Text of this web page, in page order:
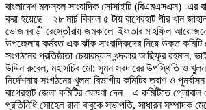
বাংলাদেশ মফস্বল সাংবাদিক সোসাইটি (বিএমএসএস) -এর
করা হয়েছে। ২৮ মার্চ বিকাল ৫ টায় বাগেরহাট পীর খান
ভোজনবাড়ী রেস্তোঁরায় জমকালো ইফতার মাহফিল আয়োজনের
উপজেলায় কর্মরত এক ঝাঁক সাংবাদিকদের নিয়ে উক্ত
সংগঠনের প্রতিষ্ঠাতা চেয়ারম্যান খন্দকার আছিফুর রহমান,
উদ্দিন রুবেল, মহাসচিব মো: সুমন সরদারের উপস্থিতি ও খুলনা
নির্দেশনায় সংগঠনের খুলনা বিভাগীয় কমিটির ত্রাণ ও
বাগেরহাট জেলা কমিটির ঘোষণা দেন। এ কমিটিতে গ্লোবাল
প্রতিনিধি সোহেল রানা বাবুকে সভাপতি, সাধারন সম্পাদক